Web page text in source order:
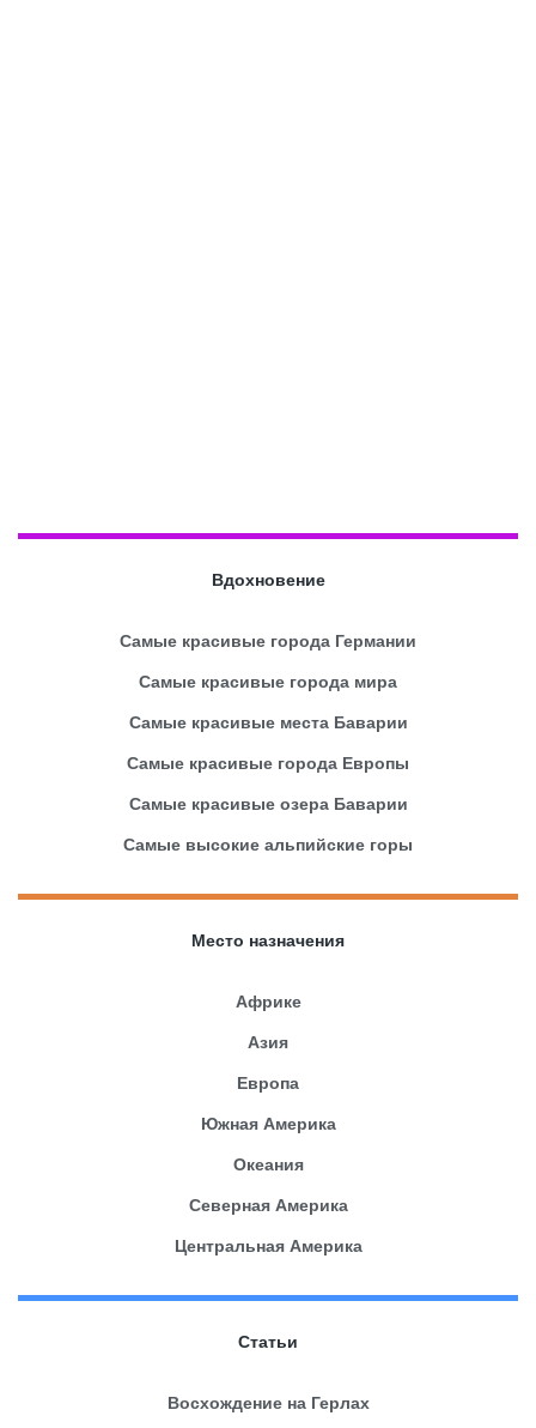
Вдохновение
Самые красивые города Германии
Самые красивые города мира
Самые красивые места Баварии
Самые красивые города Европы
Самые красивые озера Баварии
Самые высокие альпийские горы
Место назначения
Африке
Азия
Европа
Южная Америка
Океания
Северная Америка
Центральная Америка
Статьи
Восхождение на Герлах